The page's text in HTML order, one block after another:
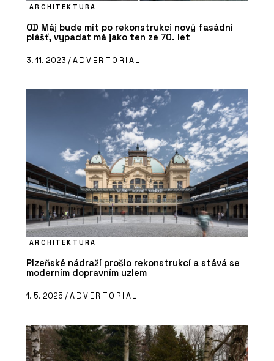
ARCHITEKTURA
OD Máj bude mít po rekonstrukci nový fasádní
plášť, vypadat má jako ten ze 70. let
3. 11. 2023 /ADVERTORIAL
ARCHITEKTURA
Plzeňské nádraží prošlo rekonstrukcí a stává se
moderním dopravním uzlem
1. 5. 2025 /ADVERTORIAL